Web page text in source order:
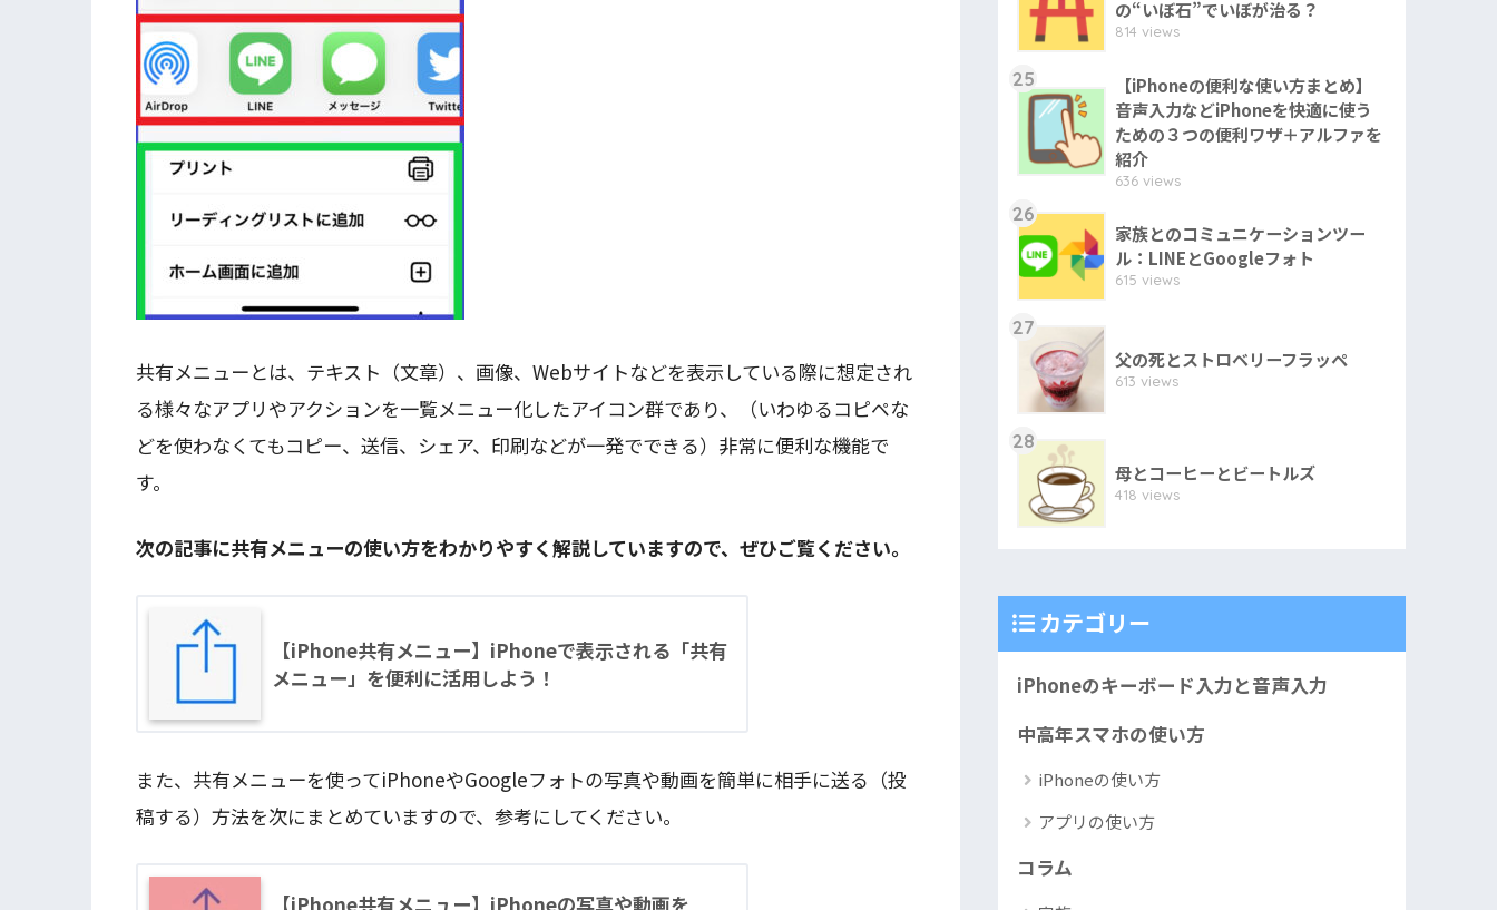
共有メニューとは、テキスト（文章）、画像、Webサイトなどを表示している際に想定され
る様々なアプリやアクションを一覧メニュー化したアイコン群であり、（いわゆるコピペな
どを使わなくてもコピー、送信、シェア、印刷などが一発でできる）非常に便利な機能で
す。
次の記事に共有メニューの使い方をわかりやすく解説していますので、ぜひご覧ください。
【iPhone共有メニュー】iPhoneで表示される「共有
メニュー」を便利に活用しよう！
また、共有メニューを使ってiPhoneやGoogleフォトの写真や動画を簡単に相手に送る（投
稿する）方法を次にまとめていますので、参考にしてください。
【iPhone共有メニュー】iPhoneの写真や動画を
の“いぼ石”でいぼが治る？
814 views
25
【iPhoneの便利な使い方まとめ】
音声入力などiPhoneを快適に使う
ための３つの便利ワザ＋アルファを
紹介
636 views
26
家族とのコミュニケーションツー
ル：LINEとGoogleフォト
615 views
27
父の死とストロベリーフラッペ
613 views
28
母とコーヒーとビートルズ
418 views
カテゴリー
iPhoneのキーボード入力と音声入力
中高年スマホの使い方
iPhoneの使い方
アプリの使い方
コラム